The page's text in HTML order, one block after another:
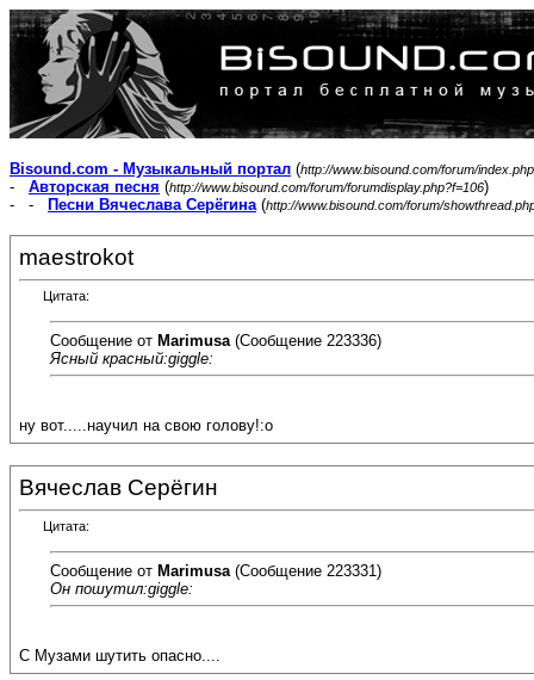
Bisound.com - Музыкальный портал (http://www.bisound.com/forum/index.php
- Авторская песня (http://www.bisound.com/forum/forumdisplay.php?f=106)
- -
Песни Вячеслава Серёгина(http://www.bisound.com/forum/
maestrokot
Цитата:
Сообщение от Marimusa (Сообщение 223336)
Ясный красный:giggle:
ну вот.....научил на свою голову!:o
Вячеслав Серёгин
Цитата:
Сообщение от Marimusa (Сообщение 223331)
Он пошутил:giggle:
С Музами шутить опасно....